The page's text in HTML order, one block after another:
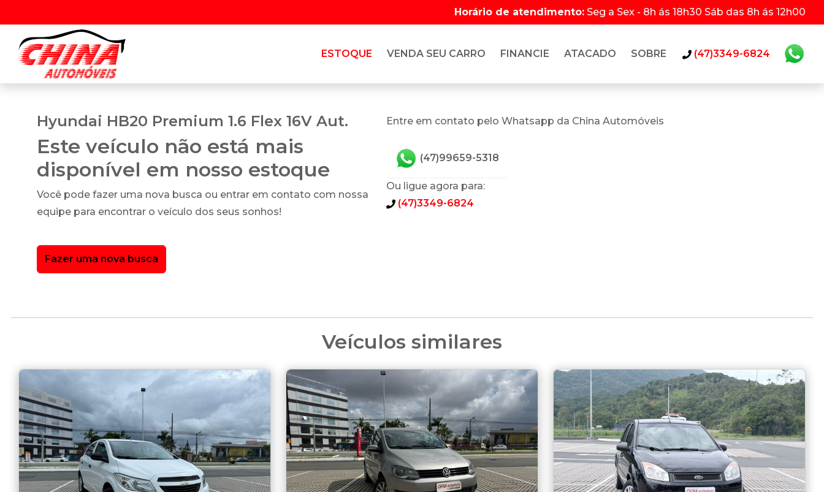
Horário de atendimento: Seg a Sex - 8h ás 18h30 Sáb das 8h ás 12h00
ESTOQUE VENDA SEU CARRO FINANCIE ATACADO SOBRE (47)3349-6824
Hyundai HB20 Premium 1.6 Flex 16V Aut.
Este veículo não está mais
disponível em nosso estoque
Você pode fazer uma nova busca ou entrar em contato com nossa
equipe para encontrar o veículo dos seus sonhos!
Fazer uma nova busca
Entre em contato pelo Whatsapp da China Automóveis
(47)99659-5318
Ou ligue agora para:
(47)3349-6824
Veículos similares